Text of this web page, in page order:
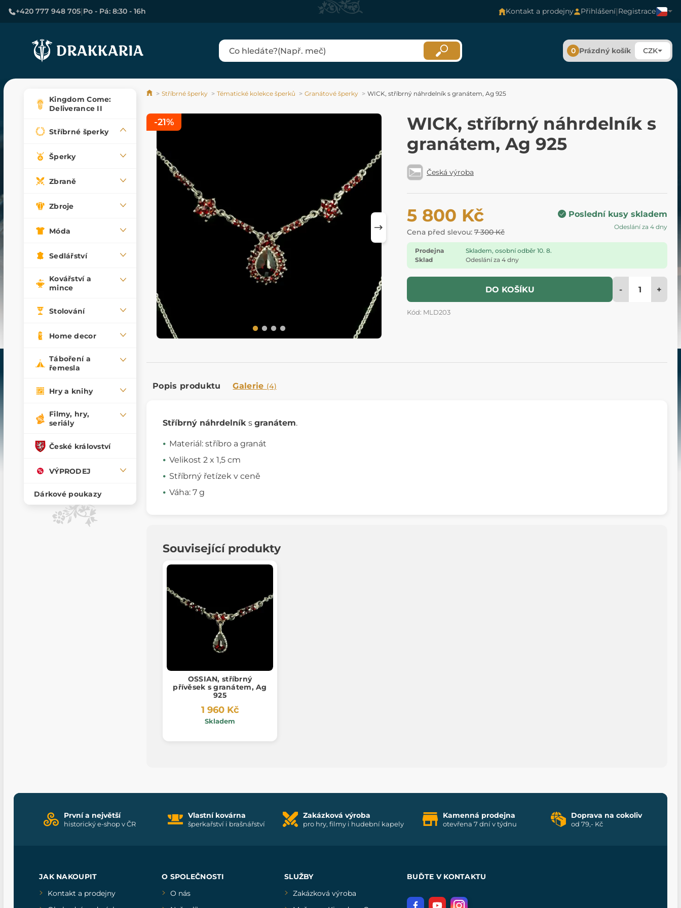
+420 777 948 705|Po - Pá: 8:30 - 16h Kontakt a prodejny Přihlášení|Registrace
0 Prázdný košík CZK
Kingdom Come:
Deliverance II
Stříbrné šperky
Šperky
Zbraně
Zbroje
Móda
Sedlářství
Kovářství a
mince
Stolování
Home decor
Táboření a
řemesla
Hry a knihy
Filmy, hry,
seriály
České království
VÝPRODEJ
Dárkové poukazy
Stříbrné šperky Tématické kolekce šperků Granátové šperky WICK, stříbrný náhrdelník s granátem, Ag 925
WICK, stříbrný náhrdelník s
granátem, Ag 925
Česká výroba
5 800 Kč
Cena před slevou: 7 300 Kč
Poslední kusy skladem
Odeslání za 4 dny
Prodejna
Skladem, osobní odběr 10. 8.
Sklad
Odeslání za 4 dny
DO KOŠÍKU - +
Kód: MLD203
-21%
Popis produktu Galerie (4)
Stříbrný náhrdelník s granátem.
Materiál: stříbro a granát
Velikost 2 x 1,5 cm
Stříbrný řetízek v ceně
Váha: 7 g
Související produkty
OSSIAN, stříbrný
přívěsek s granátem, Ag
925
1 960 Kč
Skladem
První a největší
historický e-shop v ČR
Vlastní kovárna
šperkařství i brašnářství
Zakázková výroba
pro hry, filmy i hudební kapely
Kamenná prodejna
otevřena 7 dní v týdnu
Doprava na cokoliv
od 79,- Kč
JAK NAKOUPIT
Kontakt a prodejny
O SPOLEČNOSTI
O nás
SLUŽBY
Zakázková výroba
BUĎTE V KONTAKTU